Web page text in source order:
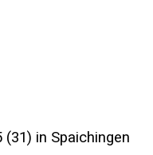
(31) in Spaichingen